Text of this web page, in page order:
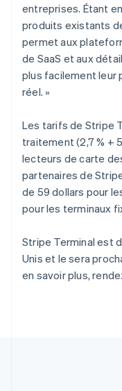
entreprises. Étant
produits existants
permet aux
de SaaS et aux
plus facilement leur
réel. »
Les tarifs de Stripe
traitement (2,7 % +
lecteurs de carte
partenaires de
de 59 dollars pour
pour les terminaux
Stripe Terminal est
Unis et le sera
en savoir plus,
Nouvelle-
English
Pays-Bas
Nederlands English
Pologne
English
Portugal
R.A.S. de Hong
English简体中文
République
English
Roumanie
English
Royaume-Uni
Singapour
English简体中文
Slovaquie
English